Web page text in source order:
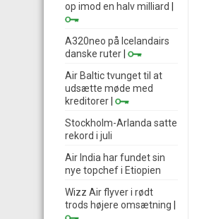
op imod en halv milliard
A320neo på Icelandairs
danske ruter
Air Baltic tvunget til at
udsætte møde med
kreditorer
Stockholm-Arlanda satte
rekord i juli
Air India har fundet sin
nye topchef i Etiopien
Wizz Air flyver i rødt
trods højere omsætning